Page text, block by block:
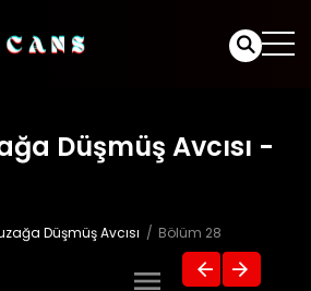
Düşmüş Avcısı -
Düşmüş Avcısı Bölüm 28